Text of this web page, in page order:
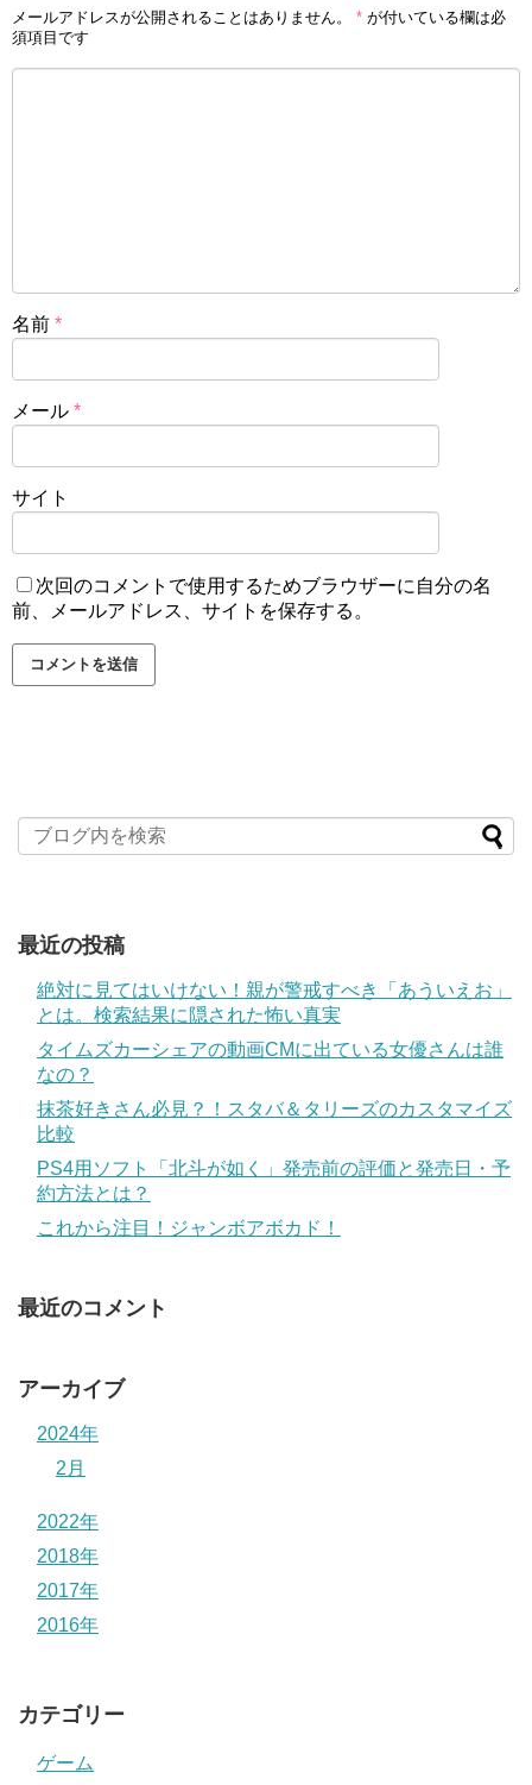
メールアドレスが公開されることはありません。 * が付いている欄は必
須項目です
名前 *
メール *
サイト
次回のコメントで使用するためブラウザーに自分の名
前、メールアドレス、サイトを保存する。
最近の投稿
絶対に見てはいけない！親が警戒すべき「あういえお」
とは。検索結果に隠された怖い真実
タイムズカーシェアの動画CMに出ている女優さんは誰
なの？
抹茶好きさん必見？！スタバ＆タリーズのカスタマイズ
比較
PS4用ソフト「北斗が如く」発売前の評価と発売日・予
約方法とは？
これから注目！ジャンボアボカド！
最近のコメント
アーカイブ
2024年
2月
2022年
2018年
2017年
2016年
カテゴリー
ゲーム